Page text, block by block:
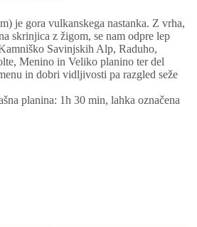
je gora vulkanskega nastanka. Z vrha,
skrinjica z žigom, se nam odpre lep
Savinjskih Alp, Raduho,
Menino in Veliko planino ter del
in dobri vidljivosti pa razgled seže
planina: 1h 30 min, lahka označena